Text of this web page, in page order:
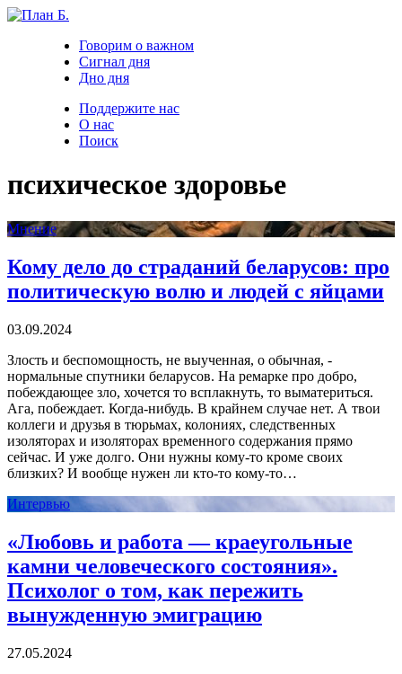
Говорим о важном
Сигнал дня
Дно дня
Поддержите нас
О нас
Поиск
психическое здоровье
Мнение
Кому дело до страданий беларусов: про
политическую волю и людей с яйцами
03.09.2024
Злость и беспомощность, не выученная, о обычная, -
нормальные спутники беларусов. На ремарке про добро,
побеждающее зло, хочется то всплакнуть, то выматериться.
Ага, побеждает. Когда-нибудь. В крайнем случае нет. А твои
коллеги и друзья в тюрьмах, колониях, следственных
изоляторах и изоляторах временного содержания прямо
сейчас. И уже долго. Они нужны кому-то кроме своих
близких? И вообще нужен ли кто-то кому-то…
Интервью
«Любовь и работа — краеугольные
камни человеческого состояния».
Психолог о том, как пережить
вынужденную эмиграцию
27.05.2024